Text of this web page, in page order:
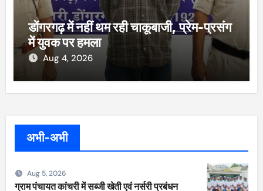
डोंगरगढ़ में नहीं थम रही चाकूबाजी, प्रेम-प्रसंग
में युवक पर हमला
Aug 4, 2026
अभी-अभी
Aug 5, 2026
ग्राम पंचायत कांचरी में सब्जी खेती एवं नर्सरी प्रबंधन